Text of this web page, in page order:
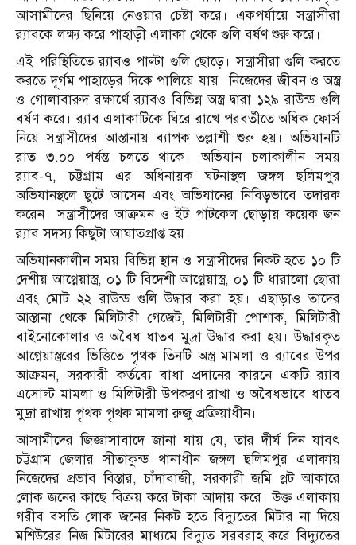
আসামীদের ছিনিয়ে নেওয়ার চেষ্টা করে। একপর্যায়ে সন্ত্রাসীরা
র‌্যাবকে লক্ষ্য করে পাহাড়ী এলাকা থেকে গুলি বর্ষণ শুরু করে।
এই পরিস্থিতিতে র‌্যাবও পাল্টা গুলি ছোড়ে। সন্ত্রাসীরা গুলি করতে
করতে দূর্গম পাহাড়ের দিকে পালিয়ে যায়। নিজেদের জীবন ও অস্ত্র
ও গোলাবারুদ রক্ষার্থে র‌্যাবও বিভিন্ন অস্ত্র দ্বারা ১২৯ রাউন্ড গুলি
বর্ষণ করে। র‌্যাব এলাকাটিকে ঘিরে রাখে পরবর্তীতে অধিক ফোর্স
নিয়ে সন্ত্রাসীদের আস্তানায় ব্যাপক তল্লাশী শুরু হয়। অভিযানটি
রাত ৩.০০ পর্যন্ত চলতে থাকে। অভিযান চলাকালীন সময়
র‌্যাব-৭, চট্টগ্রাম এর অধিনায়ক ঘটনাস্থল জঙ্গল ছলিমপুর
অভিযানস্থলে ছুটে আসেন এবং অভিযানের নিবিড়ভাবে তদারক
করেন। সন্ত্রাসীদের আক্রমন ও ইট পাটকেল ছোড়ায় কয়েক জন
র‌্যাব সদস্য কিছুটা আঘাতপ্রাপ্ত হয়।
অভিযানকালীন সময় বিভিন্ন স্থান ও সন্ত্রাসীদের নিকট হতে ১০ টি
দেশীয় আগ্নেয়াস্ত্র, ০১ টি বিদেশী আগ্নেয়াস্ত্র, ০১ টি ধারালো ছোরা
এবং মোট ২২ রাউন্ড গুলি উদ্ধার করা হয়। এছাড়াও তাদের
আস্তানা থেকে মিলিটারী গেজেট, মিলিটারী পোশাক, মিলিটারী
বাইনোকোলার ও অবৈধ ধাতব মুদ্রা উদ্ধার করা হয়। উদ্ধারকৃত
আগ্নেয়াস্ত্ররের ভিত্তিতে পৃথক তিনটি অস্ত্র মামলা ও র‌্যাবের উপর
আক্রমন, সরকারী কর্তব্যে বাধা প্রদানের কারনে একটি র‌্যাব
এসোল্ট মামলা ও মিলিটারী উপকরণ রাখা ও অবৈধভাবে ধাতব
মুদ্রা রাখায় পৃথক পৃথক মামলা রুজু প্রক্রিয়াধীন।
আসামীদের জিজ্ঞাসাবাদে জানা যায় যে, তার দীর্ঘ দিন যাবৎ
চট্টগ্রাম জেলার সীতাকুন্ড থানাধীন জঙ্গল ছলিমপুর এলাকায়
নিজেদের প্রভাব বিস্তার, চাঁদাবাজী, সরকারী জমি প্লট আকারে
লোক জনের কাছে বিক্রয় করে টাকা আদায় করে। উক্ত এলাকায়
গরীব বসতি লোক জনের নিকট হতে বিদ্যুতের মিটার না দিয়ে
মশিউরের নিজ মিটারের মাধ্যমে বিদ্যুত সরবরাহ করে বিদ্যুতের